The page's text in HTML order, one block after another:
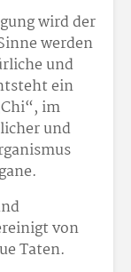
wird der
werden
und
ein
im
und
von
Taten.